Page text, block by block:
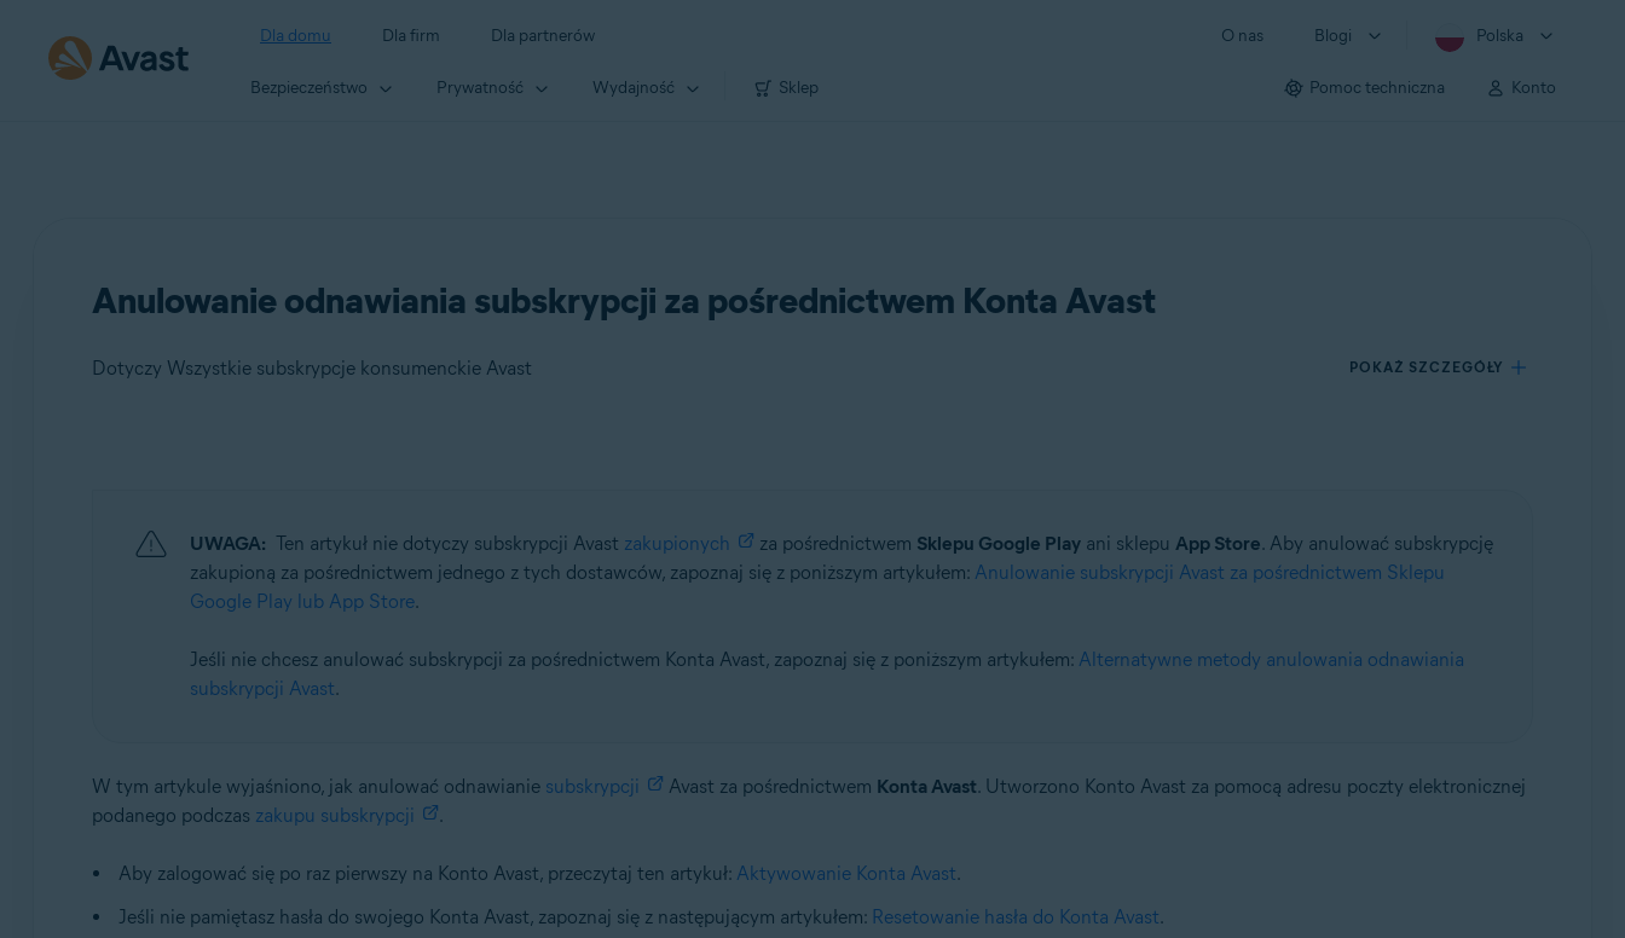
Dla domu Dla firm Dla partnerów O nas Blogi Polska
Bezpieczeństwo Prywatność Wydajność Sklep Pomoc techniczna Konto
Anulowanie odnawiania subskrypcji za pośrednictwem Konta Avast
Dotyczy Wszystkie subskrypcje konsumenckie Avast POKAŻ SZCZEGÓŁY
Systemy operacyjne:
Wszystkie obsługiwane systemy operacyjne
UWAGA: Ten artykuł nie dotyczy subskrypcji Avast zakupionych za pośrednictwem Sklepu Google Playani sklepu App Store. Aby anulować subskrypcję
zakupioną za pośrednictwem jednego z tych dostawców, zapoznaj się z poniższym artykułem: Anulowanie subskrypcji Avast za pośrednictwem Sklepu
Google Play lub App Store.
Jeśli nie chcesz anulować subskrypcji za pośrednictwem Konta Avast, zapoznaj się z poniższym artykułem: Alternatywne metody anulowania odnawiania
subskrypcji Avast.
W tym artykule wyjaśniono, jak anulować odnawianie subskrypcji Avast za pośrednictwem Konta Avast. Utworzono Konto Avast za pomocą adresu poczty elektronicznej
podanego podczas zakupu subskrypcji .
Aby zalogować się po raz pierwszy na Konto Avast, przeczytaj ten artykuł: Aktywowanie Konta Avast.
Jeśli nie pamiętasz hasła do swojego Konta Avast, zapoznaj się z następującym artykułem: Resetowanie hasła do Konta Avast.